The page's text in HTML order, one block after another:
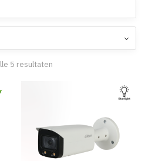
5 resultaten